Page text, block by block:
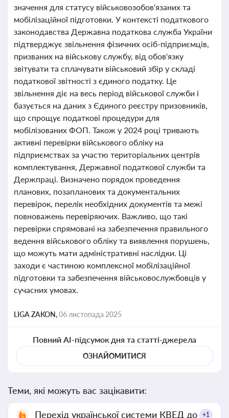
значення для статусу військовозобов'язаних та
мобілізаційної підготовки. У контексті податкового
законодавства Державна податкова служба України
підтверджує звільнення фізичних осіб-підприємців,
призваних на військову службу, від обов'язку
звітувати та сплачувати військовий збір у складі
податкової звітності з єдиного податку. Це
звільнення діє на весь період військової служби і
базується на даних з Єдиного реєстру призовників,
що спрощує податкові процедури для
мобілізованих ФОП. Також у 2024 році тривають
активні перевірки військового обліку на
підприємствах за участю територіальних центрів
комплектування, Державної податкової служби та
Держпраці. Визначено порядок проведення
планових, позапланових та документальних
перевірок, перелік необхідних документів та межі
повноважень перевіряючих. Важливо, що такі
перевірки спрямовані на забезпечення правильного
ведення військового обліку та виявлення порушень,
що можуть мати адміністративні наслідки. Ці
заходи є частиною комплексної мобілізаційної
підготовки та забезпечення військовослужбовців у
сучасних умовах.
LIGA ZAKON,06 листопада 2025
Повний AI-підсумок дня та статті-джерела
ОЗНАЙОМИТИСЯ
Теми, які можуть вас зацікавити:
Перехід української системи КВЕД до +1